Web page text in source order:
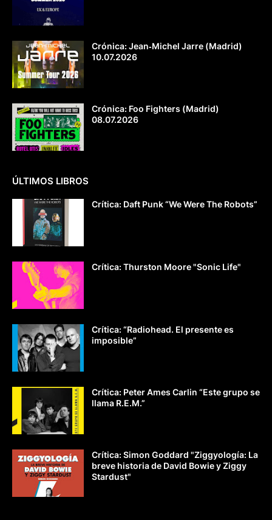
Crónica: Jean‐Michel Jarre (Madrid)
10.07.2026
Crónica: Foo Fighters (Madrid)
08.07.2026
ÚLTIMOS LIBROS
Crítica: Daft Punk “We Were The Robots”
Crítica: Thurston Moore "Sonic Life"
Crítica: “Radiohead. El presente es
imposible”
Crítica: Peter Ames Carlin “Este grupo se
llama R.E.M.”
Crítica: Simon Goddard "Ziggyología: La
breve historia de David Bowie y Ziggy
Stardust"